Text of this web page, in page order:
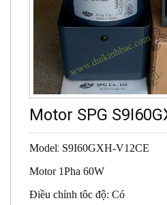
Motor SPG
Model :S9I60GXH-V12CE
Motor 1Pha 60W